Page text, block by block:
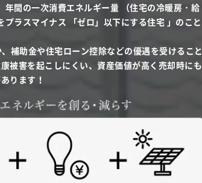
間の一次消費エネルギー量 （住宅の冷暖房・給
ラスマイナス 「ゼロ」以下にする住宅 」のこと
補助金や住宅ローン控除などの優遇を受けること
被害を起こしにくい、資産価値が高く売却時にも
ります！